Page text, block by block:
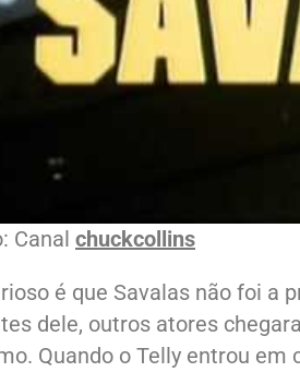
Canal chuckcollins
é que Savalas não foi a
dele, outros atores
Quando o Telly entrou